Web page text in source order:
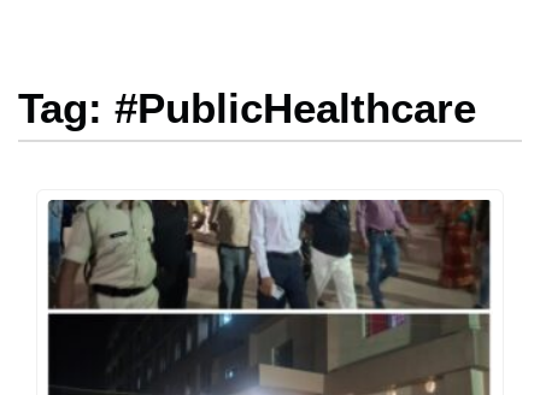
Tag: #PublicHealthcare